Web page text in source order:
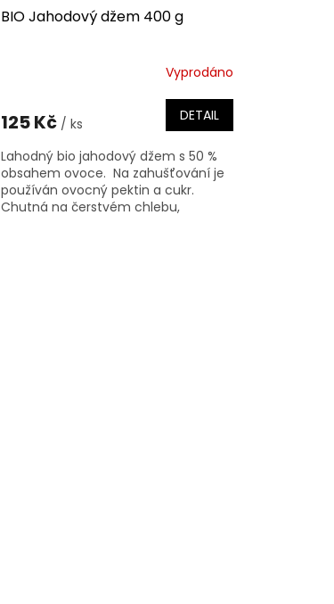
BIO Jahodový džem 400 g
Vyprodáno
125 Kč / ks DETAIL
Lahodný bio jahodový džem s 50 %
obsahem ovoce. Na zahušťování je
používán ovocný pektin a cukr.
Chutná na čerstvém chlebu,